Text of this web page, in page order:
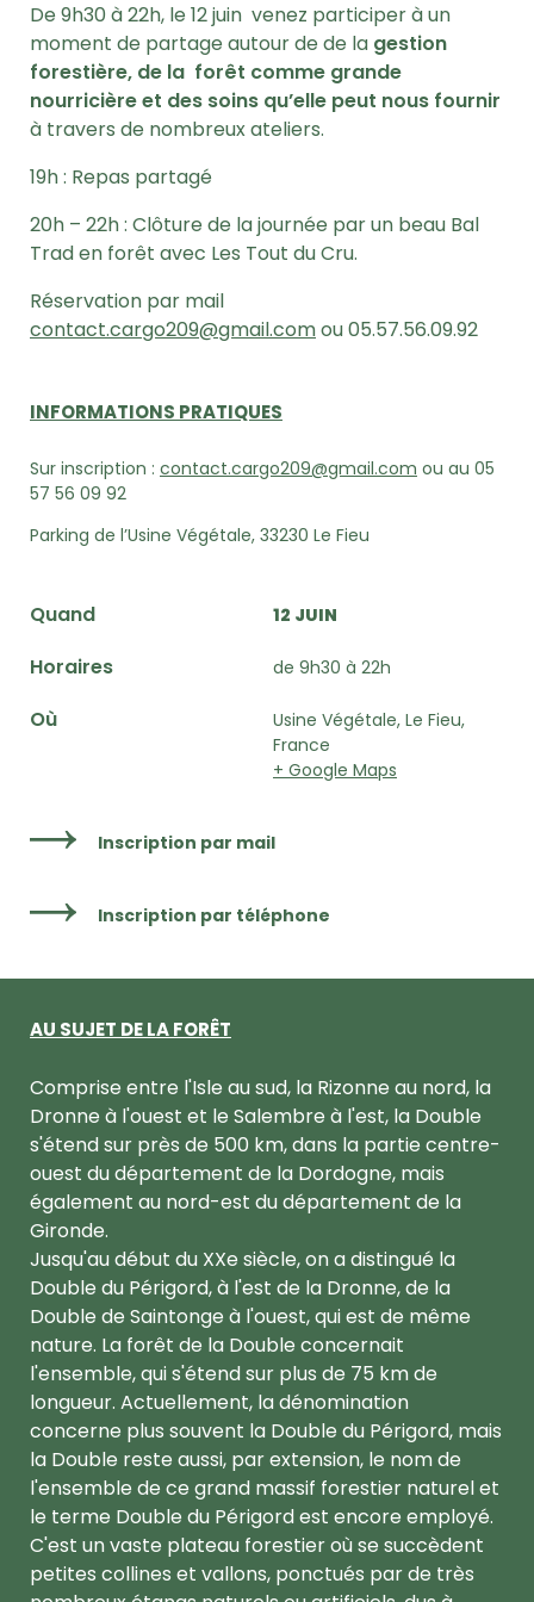
De 9h30 à 22h, le 12 juin venez participer à un
moment de partage autour de de la gestion
forestière, de la forêt comme grande
nourricière et des soins qu’elle peut nous fournir
à travers de nombreux ateliers.
19h : Repas partagé
20h – 22h : Clôture de la journée par un beau Bal
Trad en forêt avec Les Tout du Cru.
Réservation par mail
contact.cargo209@gmail.comou 05.57.56.09.92
INFORMATIONS PRATIQUES
Sur inscription : contact.cargo209@gmail.com ou au 05
57 56 09 92
Parking de l’Usine Végétale, 33230 Le Fieu
Quand 12 JUIN
Horaires de 9h30 à 22h
Où
Usine Végétale, Le Fieu,
France
+ Google Maps
Inscription par mail
Inscription par téléphone
AU SUJET DE LA FORÊT
Comprise entre l'Isle au sud, la Rizonne au nord, la
Dronne à l'ouest et le Salembre à l'est, la Double
s'étend sur près de 500 km, dans la partie centre-
ouest du département de la Dordogne, mais
également au nord-est du département de la
Gironde.
Jusqu'au début du XXe siècle, on a distingué la
Double du Périgord, à l'est de la Dronne, de la
Double de Saintonge à l'ouest, qui est de même
nature. La forêt de la Double concernait
l'ensemble, qui s'étend sur plus de 75 km de
longueur. Actuellement, la dénomination
concerne plus souvent la Double du Périgord, mais
la Double reste aussi, par extension, le nom de
l'ensemble de ce grand massif forestier naturel et
le terme Double du Périgord est encore employé.
C'est un vaste plateau forestier où se succèdent
petites collines et vallons, ponctués par de très